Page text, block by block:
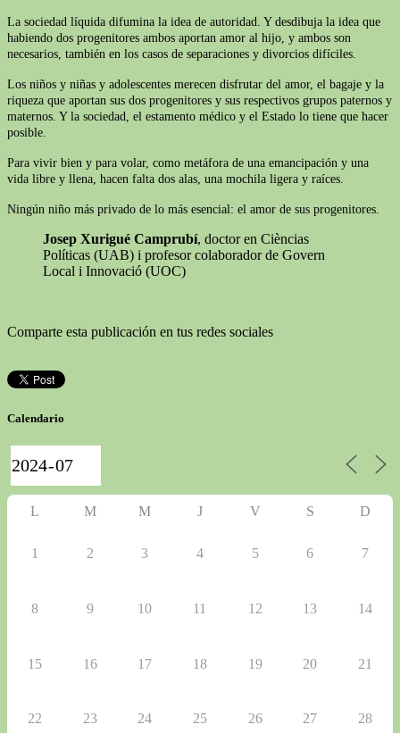
La sociedad líquida difumina la idea de autoridad. Y desdibuja la idea que
habiendo dos progenitores ambos aportan amor al hijo, y ambos son
necesarios, también en los casos de separaciones y divorcios difíciles.
Los niños y niñas y adolescentes merecen disfrutar del amor, el bagaje y la
riqueza que aportan sus dos progenitores y sus respectivos grupos paternos y
maternos. Y la sociedad, el estamento médico y el Estado lo tiene que hacer
posible.
Para vivir bien y para volar, como metáfora de una emancipación y una
vida libre y llena, hacen falta dos alas, una mochila ligera y raíces.
Ningún niño más privado de lo más esencial: el amor de sus progenitores.
Josep Xurigué Camprubí, doctor en Cièncias
Políticas (UAB) i profesor colaborador de Govern
Local i Innovació (UOC)
Comparte esta publicación en tus redes sociales
Calendario
L M M J V S D
1 2 3 4 5 6 7
8 9 10 11 12 13 14
15 16 17 18 19 20 21
22 23 24 25 26 27 28